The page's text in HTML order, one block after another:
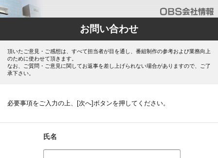
お問い合わせ
頂いたご意見・ご感想は、すべて担当者が目を通し、番組制作の参考および業務向上
のために使わせて頂きます。
なお、ご質問・ご意見に関してお返事を差し上げられない場合がありますので、ご了
承下さい。
必要事項をご入力の上、[次へ]ボタンを押してください。
氏名